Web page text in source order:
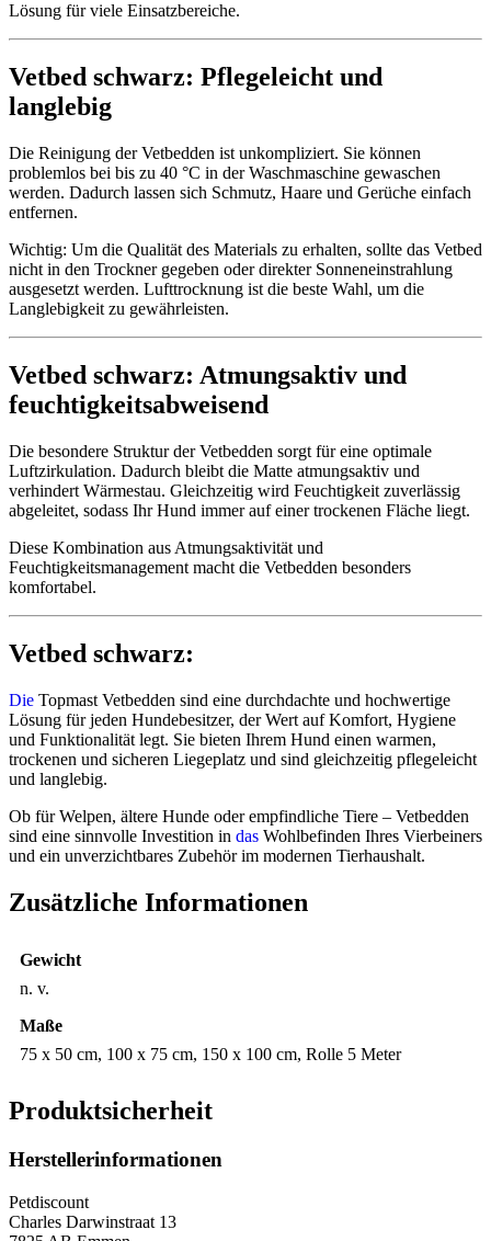
Lösung für viele Einsatzbereiche.
Vetbed schwarz: Pflegeleicht und
langlebig
Die Reinigung der Vetbedden ist unkompliziert. Sie können
problemlos bei bis zu 40 °C in der Waschmaschine gewaschen
werden. Dadurch lassen sich Schmutz, Haare und Gerüche einfach
entfernen.
Wichtig: Um die Qualität des Materials zu erhalten, sollte das Vetbed
nicht in den Trockner gegeben oder direkter Sonneneinstrahlung
ausgesetzt werden. Lufttrocknung ist die beste Wahl, um die
Langlebigkeit zu gewährleisten.
Vetbed schwarz: Atmungsaktiv und
feuchtigkeitsabweisend
Die besondere Struktur der Vetbedden sorgt für eine optimale
Luftzirkulation. Dadurch bleibt die Matte atmungsaktiv und
verhindert Wärmestau. Gleichzeitig wird Feuchtigkeit zuverlässig
abgeleitet, sodass Ihr Hund immer auf einer trockenen Fläche liegt.
Diese Kombination aus Atmungsaktivität und
Feuchtigkeitsmanagement macht die Vetbedden besonders
komfortabel.
Vetbed schwarz:
Die Topmast Vetbedden sind eine durchdachte und hochwertige
Lösung für jeden Hundebesitzer, der Wert auf Komfort, Hygiene
und Funktionalität legt. Sie bieten Ihrem Hund einen warmen,
trockenen und sicheren Liegeplatz und sind gleichzeitig pflegeleicht
und langlebig.
Ob für Welpen, ältere Hunde oder empfindliche Tiere – Vetbedden
sind eine sinnvolle Investition in das Wohlbefinden Ihres Vierbeiners
und ein unverzichtbares Zubehör im modernen Tierhaushalt.
Zusätzliche Informationen
Gewicht
n. v.
Maße
75 x 50 cm, 100 x 75 cm, 150 x 100 cm, Rolle 5 Meter
Produktsicherheit
Herstellerinformationen
Petdiscount
Charles Darwinstraat 13